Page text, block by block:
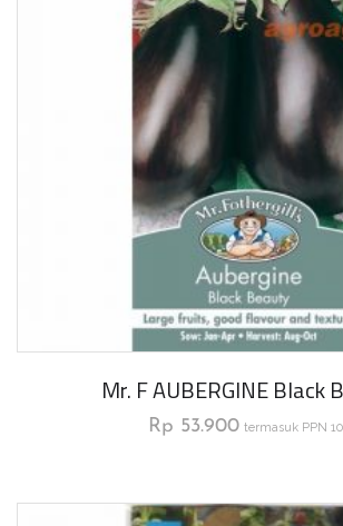
Mr. F AUBERGINE Black
Rp 53.900 termasuk PPN